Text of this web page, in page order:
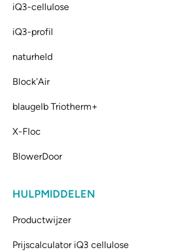
iQ3-cellulose
iQ3-profil
naturheld
Block'Air
blaugelb Triotherm+
X-Floc
BlowerDoor
HULPMIDDELEN
Productwijzer
Prijscalculator iQ3 cellulose